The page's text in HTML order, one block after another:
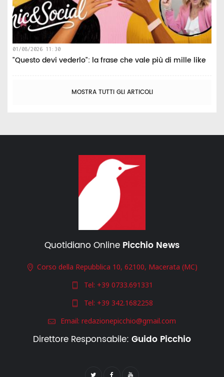
01/08/2026 11:30
"Questo devi vederlo": la frase che vale più di mille like
MOSTRA TUTTI GLI ARTICOLI
Quotidiano Online Picchio News
Corso della Repubblica 10, 62100, Macerata (MC)
Tel: +39 0733.691331
Tel: +39 342.1682258
Email: redazionepicchio@gmail.com
Direttore Responsabile: Guido Picchio